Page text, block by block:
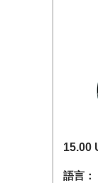
15.00
語言：